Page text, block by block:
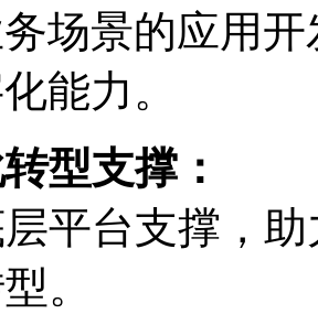
场景的应用开
能力。
型支撑：
平台支撑
。